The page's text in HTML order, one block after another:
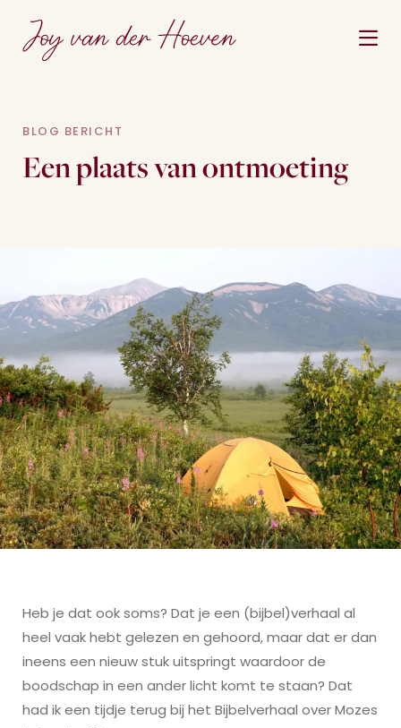
BLOG BERICHT
Een plaats van ontmoeting
Heb je dat ook soms? Dat je een (bijbel)verhaal al
heel vaak hebt gelezen en gehoord, maar dat er dan
ineens een nieuw stuk uitspringt waardoor de
boodschap in een ander licht komt te staan? Dat
had ik een tijdje terug bij het Bijbelverhaal over Mozes